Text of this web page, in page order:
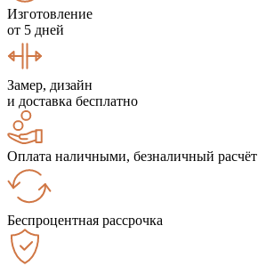
Изготовление
от 5 дней
Замер, дизайн
и доставка бесплатно
Оплата наличными, безналичный расчёт
Беспроцентная рассрочка